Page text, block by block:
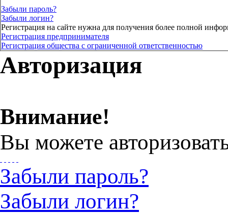
Забыли пароль?
Забыли логин?
Регистрация на сайте нужна для получения более полной
Регистрация предпринимателя
Регистрация общества с ограниченной ответственностью
Авторизация
Внимание!
Вы можете
Забыли пароль?
Забыли логин?